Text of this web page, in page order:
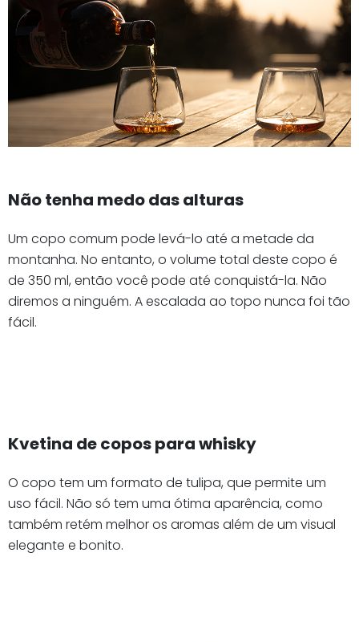
Não tenha medo das alturas
Um copo comum pode levá-lo até a metade da
montanha. No entanto, o volume total deste copo é
de 350 ml, então você pode até conquistá-la. Não
diremos a ninguém. A escalada ao topo nunca foi tão
fácil.
Kvetina de copos para whisky
O copo tem um formato de tulipa, que permite um
uso fácil. Não só tem uma ótima aparência, como
também retém melhor os aromas além de um visual
elegante e bonito.